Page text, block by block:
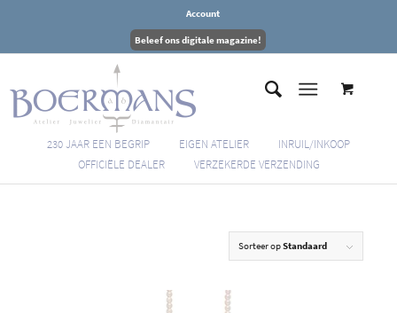
Account
Beleef ons digitale magazine!
230 JAAR EEN BEGRIP EIGEN ATELIER
INRUIL/INKOOP
OFFICIËLE DEALER
VERZEKERDE VERZENDING
Sorteer opStandaard